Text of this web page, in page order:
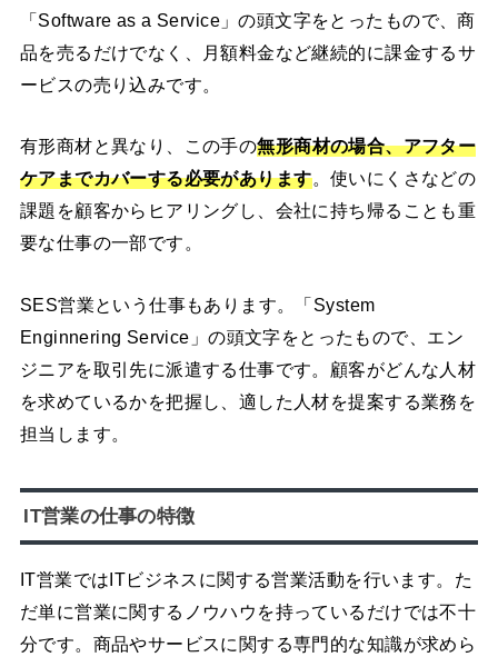
「Software as a Service」の頭文字をとったもので、商
品を売るだけでなく、月額料金など継続的に課金するサ
ービスの売り込みです。
有形商材と異なり、この手の無形商材の場合、アフター
ケアまでカバーする必要があります。使いにくさなどの
課題を顧客からヒアリングし、会社に持ち帰ることも重
要な仕事の一部です。
SES営業という仕事もあります。「System
Enginnering Service」の頭文字をとったもので、エン
ジニアを取引先に派遣する仕事です。顧客がどんな人材
を求めているかを把握し、適した人材を提案する業務を
担当します。
IT営業の仕事の特徴
IT営業ではITビジネスに関する営業活動を行います。た
だ単に営業に関するノウハウを持っているだけでは不十
分です。商品やサービスに関する専門的な知識が求めら